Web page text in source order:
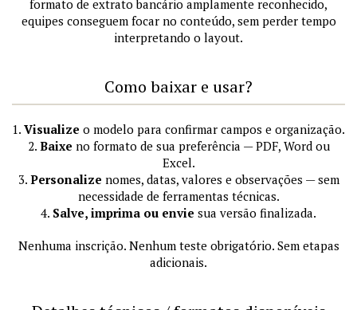
formato de extrato bancário amplamente reconhecido,
equipes conseguem focar no conteúdo, sem perder tempo
interpretando o layout.
Como baixar e usar?
1. Visualize o modelo para confirmar campos e organização.
2. Baixe no formato de sua preferência — PDF, Word ou
Excel.
3. Personalize nomes, datas, valores e observações — sem
necessidade de ferramentas técnicas.
4. Salve, imprima ou envie sua versão finalizada.
Nenhuma inscrição. Nenhum teste obrigatório. Sem etapas
adicionais.